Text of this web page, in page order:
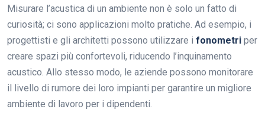
Misurare l’acustica di un ambiente non è solo un fatto di
curiosità; ci sono applicazioni molto pratiche. Ad esempio, i
progettisti e gli architetti possono utilizzare i fonometri per
creare spazi più confortevoli, riducendo l’inquinamento
acustico. Allo stesso modo, le aziende possono monitorare
il livello di rumore dei loro impianti per garantire un migliore
ambiente di lavoro per i dipendenti.